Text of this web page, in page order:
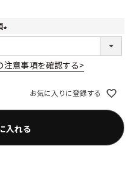
注意事項を確認する>
お気に入りに登録する
入れる